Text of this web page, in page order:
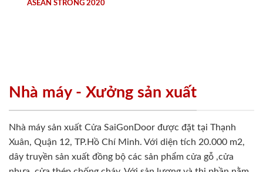
ASEAN STRONG 2020
Nhà máy - Xưởng sản xuất
Nhà máy sản xuất Cửa SaiGonDoor được đặt tại Thạnh
Xuân, Quận 12, TP.Hồ Chí Minh. Với diện tích 20.000 m2,
dây truyền sản xuất đồng bộ các sản phẩm cửa gỗ ,cửa